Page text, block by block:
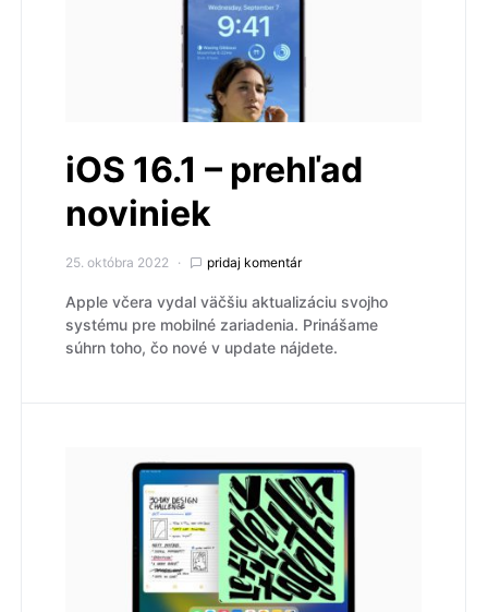
iOS 16.1 – prehľad
noviniek
25. októbra 2022 pridaj komentár
Apple včera vydal väčšiu aktualizáciu svojho
systému pre mobilné zariadenia. Prinášame
súhrn toho, čo nové v update nájdete.